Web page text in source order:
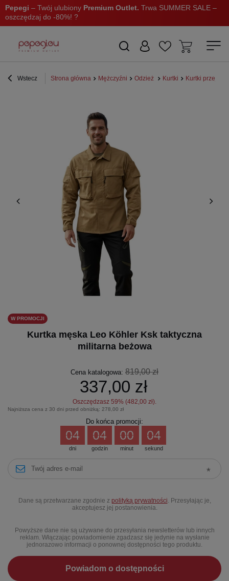
Pepegi – Twój ulubiony Premium Outlet. Trwa SUMMER SALE –
oszczędzaj do -80%! ?
Wstecz Strona główna Mężczyźni Odzież Kurtki Kurtki
W PROMOCJI
Kurtka męska Leo Köhler Ksk taktyczna
militarna beżowa
Cena katalogowa: 819,00 zł
337,00 zł
Oszczędzasz 59% (482,00 zł).
Najniższa cena z 30 dni przed obniżką: 278,00 zł
Do końca promocji:
dni
04
godzin
04
minut
00
sekund
04
Dane są przetwarzane zgodnie z polityką prywatności . Przesyłając je,
akceptujesz jej postanowienia.
Powyższe dane nie są używane do przesyłania newsletterów lub innych
reklam. Włączając powiadomienie zgadzasz się jedynie na wysłanie
jednorazowo informacji o ponownej dostępności tego produktu.
Powiadom o dostępności